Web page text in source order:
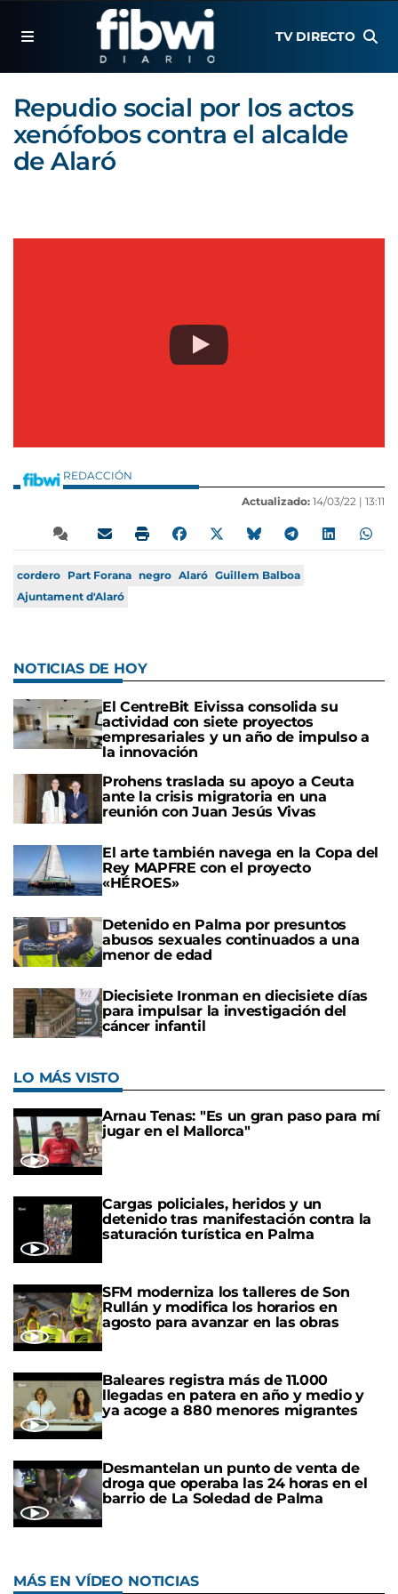
TV DIRECTO
Repudio social por los actos
xenófobos contra el alcalde
de Alaró
REDACCIÓN
Actualizado: 14/03/22 | 13:11
cordero Part Forana negro Alaró Guillem Balboa
Ajuntament d'Alaró
NOTICIAS DE HOY
El CentreBit Eivissa consolida su
actividad con siete proyectos
empresariales y un año de impulso a
la innovación
Prohens traslada su apoyo a Ceuta
ante la crisis migratoria en una
reunión con Juan Jesús Vivas
El arte también navega en la Copa del
Rey MAPFRE con el proyecto
«HÉROES»
Detenido en Palma por presuntos
abusos sexuales continuados a una
menor de edad
Diecisiete Ironman en diecisiete días
para impulsar la investigación del
cáncer infantil
LO MÁS VISTO
Arnau Tenas: "Es un gran paso para mí
jugar en el Mallorca"
Cargas policiales, heridos y un
detenido tras manifestación contra la
saturación turística en Palma
SFM moderniza los talleres de Son
Rullán y modifica los horarios en
agosto para avanzar en las obras
Baleares registra más de 11.000
llegadas en patera en año y medio y
ya acoge a 880 menores migrantes
Desmantelan un punto de venta de
droga que operaba las 24 horas en el
barrio de La Soledad de Palma
MÁS EN VÍDEO NOTICIAS